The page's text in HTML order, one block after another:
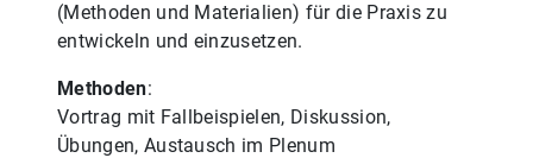
(Methoden und Materialien) für die Praxis zu
entwickeln und einzusetzen.
Methoden:
Vortrag mit Fallbeispielen, Diskussion,
Übungen, Austausch im Plenum